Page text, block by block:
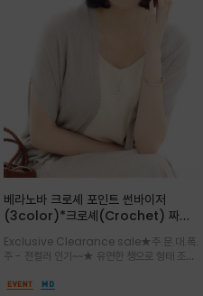
베라노바 크로셰 포인트 썬바이저
(3color)*크로셰(Crochet) 짜임
미닌한 무드를 연출/벨크로 타입이라 휴
대도 간편
Exclusive Clearance sale★주.문.대.폭.
주 - 전컬러 인기~~★ 유연한 챙으로 형태 조절
말아 휴대하기 좋고, 챙의 모양을 살짝 바꿀 수 있